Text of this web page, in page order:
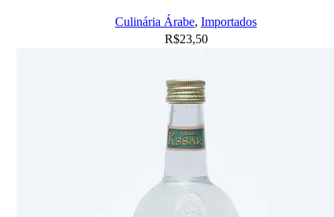
Culinária Árabe, Importados
R$23,50